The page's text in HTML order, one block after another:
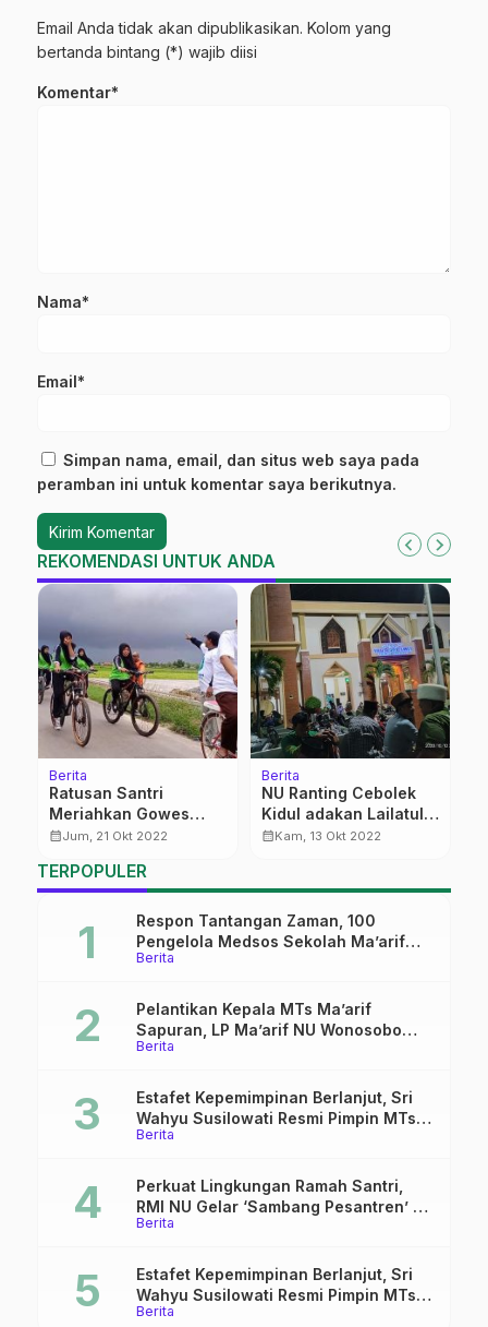
Email Anda tidak akan dipublikasikan. Kolom yang
bertanda bintang (*) wajib diisi
Komentar*
Nama*
Email*
Simpan nama, email, dan situs web saya pada
peramban ini untuk komentar saya berikutnya.
REKOMENDASI UNTUK ANDA
Berita
Ratusan Santri
Meriahkan Gowes
Bareng MWCNU
calendar_monthJum, 21 Okt 2022
Berita
NU Ranting Cebolek
Kidul adakan Lailatul
Ijtima’
calendar_monthKam, 13 Okt 2022
TERPOPULER
Berita
Respon Tantangan Zaman, 100
Pengelola Medsos Sekolah Ma’arif
Pekalongan Ikuti Pelatihan Literasi
Berita
Pelantikan Kepala MTs Ma’arif
Sapuran, LP Ma’arif NU Wonosobo
Tekankan Lima Amanah
Berita
Estafet Kepemimpinan Berlanjut, Sri
Wahyu Susilowati Resmi Pimpin MTs
Ma’arif Sapuran
Berita
Perkuat Lingkungan Ramah Santri,
RMI NU Gelar ‘Sambang Pesantren’ di
Pati
Berita
Estafet Kepemimpinan Berlanjut, Sri
Wahyu Susilowati Resmi Pimpin MTs
Ma’arif Sapuran